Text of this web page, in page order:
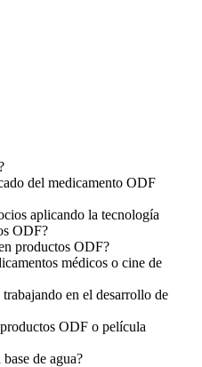
del medicamento ODF
aplicando la tecnología
ODF?
productos ODF?
médicos o cine de
en el desarrollo de
ODF o película
de agua?